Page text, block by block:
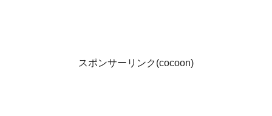
スポンサーリンク(cocoon)